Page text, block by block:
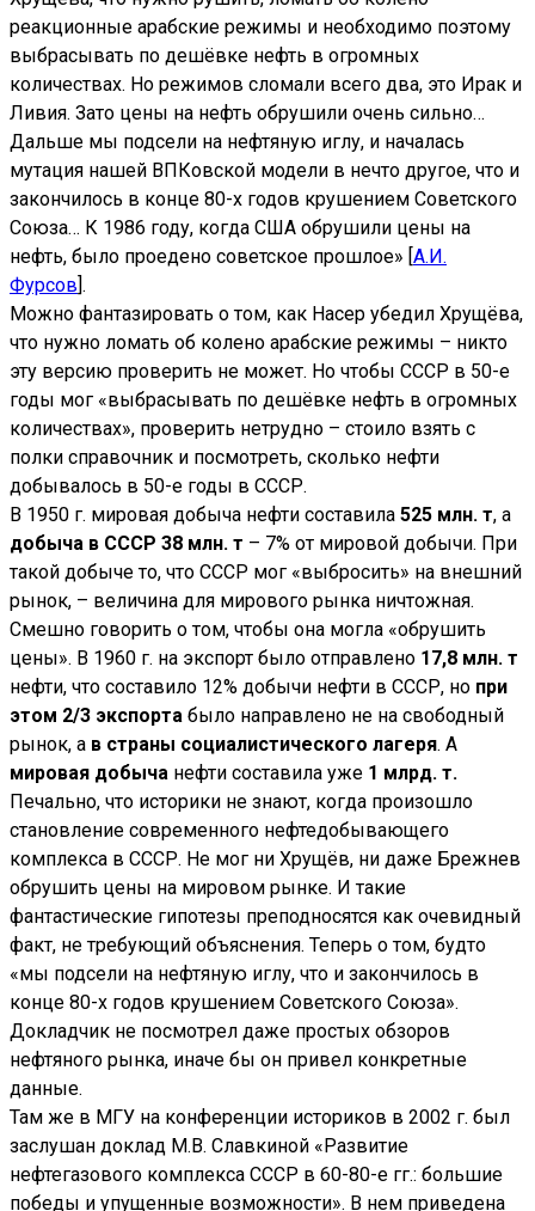
реакционные арабские режимы и необходимо поэтому
выбрасывать по дешёвке нефть в огромных
количествах. Но режимов сломали всего два, это Ирак и
Ливия. Зато цены на нефть обрушили очень сильно…
Дальше мы подсели на нефтяную иглу, и началась
мутация нашей ВПКовской модели в нечто другое, что и
закончилось в конце 80-х годов крушением Советского
Союза… К 1986 году, когда США обрушили цены на
нефть, было проедено советское прошлое» [ А.И.
Фурсов ].
Можно фантазировать о том, как Насер убедил Хрущёва,
что нужно ломать об колено арабские режимы – никто
эту версию проверить не может. Но чтобы СССР в 50-е
годы мог «выбрасывать по дешёвке нефть в огромных
количествах», проверить нетрудно – стоило взять с
полки справочник и посмотреть, сколько нефти
добывалось в 50-е годы в СССР.
В 1950 г. мировая добыча нефти составила 525 млн. т, а
добыча в СССР 38 млн. т – 7% от мировой добычи. При
такой добыче то, что СССР мог «выбросить» на внешний
рынок, – величина для мирового рынка ничтожная.
Смешно говорить о том, чтобы она могла «обрушить
цены». В 1960 г. на экспорт было отправлено 17,8 млн. т
нефти, что составило 12% добычи нефти в СССР, но при
этом 2/3 экспорта было направлено не на свободный
рынок, а в страны социалистического лагеря. А
мировая добыча нефти составила уже 1 млрд. т.
Печально, что историки не знают, когда произошло
становление современного нефтедобывающего
комплекса в СССР. Не мог ни Хрущёв, ни даже Брежнев
обрушить цены на мировом рынке. И такие
фантастические гипотезы преподносятся как очевидный
факт, не требующий объяснения. Теперь о том, будто
«мы подсели на нефтяную иглу, что и закончилось в
конце 80-х годов крушением Советского Союза».
Докладчик не посмотрел даже простых обзоров
нефтяного рынка, иначе бы он привел конкретные
данные.
Там же в МГУ на конференции историков в 2002 г. был
заслушан доклад М.В. Славкиной «Развитие
нефтегазового комплекса СССР в 60-80-е гг.: большие
победы и упущенные возможности». В нем приведена